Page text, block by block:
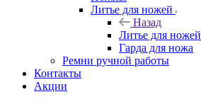
Литье для ножей
Назад
Литье для ножей
Гарда для ножа
Ремни ручной работы
Контакты
Акции